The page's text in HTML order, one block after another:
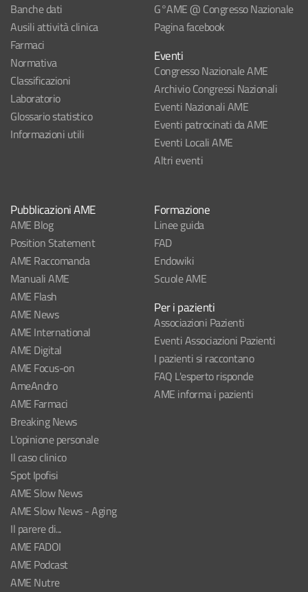
Banche dati
Ausili attività clinica
Farmaci
Normativa
Classificazioni
Laboratorio
Glossario statistico
Informazioni utili
G°AME @ Congresso Nazionale
Pagina facebook
Eventi
Congresso Nazionale AME
Archivio Congressi Nazionali
Eventi Nazionali AME
Eventi patrocinati da AME
Eventi Locali AME
Altri eventi
Pubblicazioni AME
AME Blog
Position Statement
AME Raccomanda
Manuali AME
AME Flash
AME News
AME International
AME Digital
AME Focus-on
AmeAndro
AME Farmaci
Breaking News
L'opinione personale
Il caso clinico
Spot Ipofisi
AME Slow News
AME Slow News - Aging
Il parere di...
AME FADOI
AME Podcast
AME Nutre
Formazione
Linee guida
FAD
Endowiki
Scuole AME
Per i pazienti
Associazioni Pazienti
Eventi Associazioni Pazienti
I pazienti si raccontano
FAQ L'esperto risponde
AME informa i pazienti